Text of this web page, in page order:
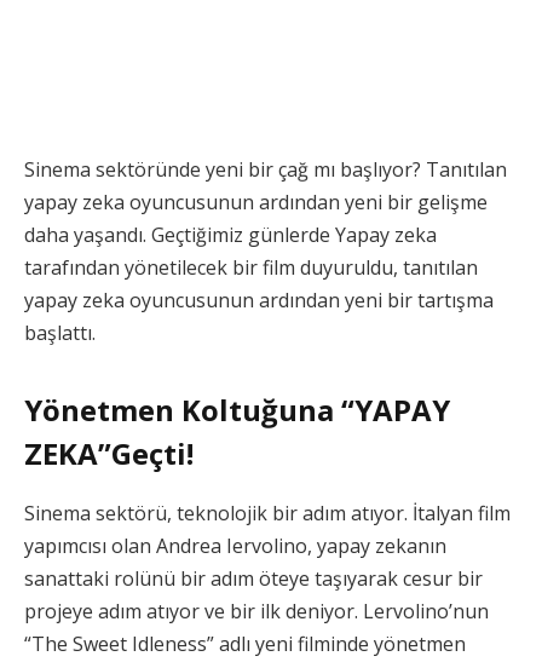
Sinema sektöründe yeni bir çağ mı başlıyor? Tanıtılan
yapay zeka oyuncusunun ardından yeni bir gelişme
daha yaşandı. Geçtiğimiz günlerde Yapay zeka
tarafından yönetilecek bir film duyuruldu, tanıtılan
yapay zeka oyuncusunun ardından yeni bir tartışma
başlattı.
Yönetmen Koltuğuna “YAPAY
ZEKA”Geçti!
Sinema sektörü, teknolojik bir adım atıyor. İtalyan film
yapımcısı olan Andrea Iervolino, yapay zekanın
sanattaki rolünü bir adım öteye taşıyarak cesur bir
projeye adım atıyor ve bir ilk deniyor. Lervolino’nun
“The Sweet Idleness” adlı yeni filminde yönetmen